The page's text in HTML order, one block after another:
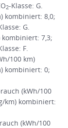
2-Klasse: G.
kombiniert: 8,0;
G.
7,3;
F.
100 km)
kombiniert: 0;
(kWh/100
km) kombiniert:
(kWh/100